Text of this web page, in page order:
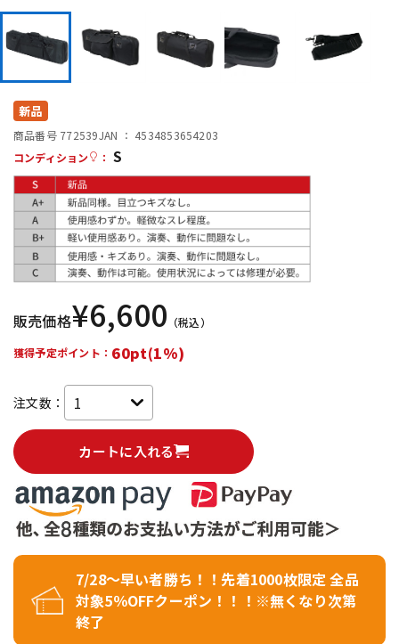
DJ機器
配信/ライブ機器
中古
新品
商品番号 772539JAN ： 4534853654203
コンディション
： S
販売価格¥6,600 （税込）
獲得予定ポイント： 60pt(1%)
注文数：
カートに入れる
7/28～早い者勝ち！！先着1000枚限定 全品
対象5％OFFクーポン！！！※無くなり次第
終了